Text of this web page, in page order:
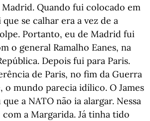
Quando fui colocado em
se calhar era a vez de a
Portanto, eu de Madrid fui
o general Ramalho Eanes, na
Depois fui para Paris.
de Paris, no fim da Guerra
o mundo parecia idílico. O James
a NATO não ia alargar. Nessa
a Margarida. Já tinha tido